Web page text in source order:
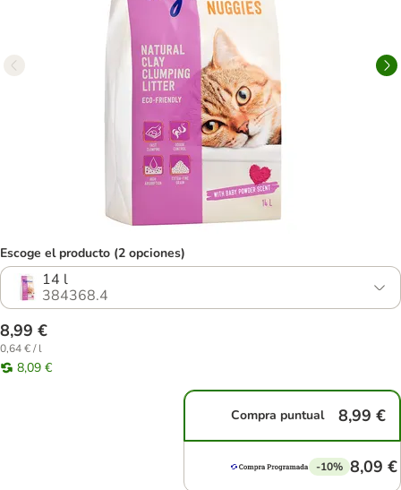
Escoge el producto (2 opciones)
14 l
384368.4
8,99 €
0,64 € / l
8,09 €
Compra puntual 8,99 €
-10% 8,09 €